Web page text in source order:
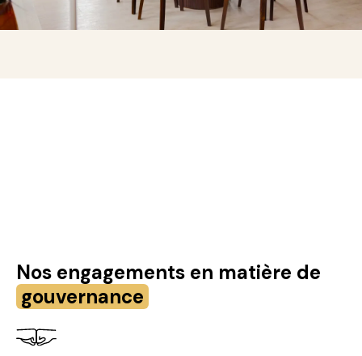
Nos engagements en matière de
gouvernance